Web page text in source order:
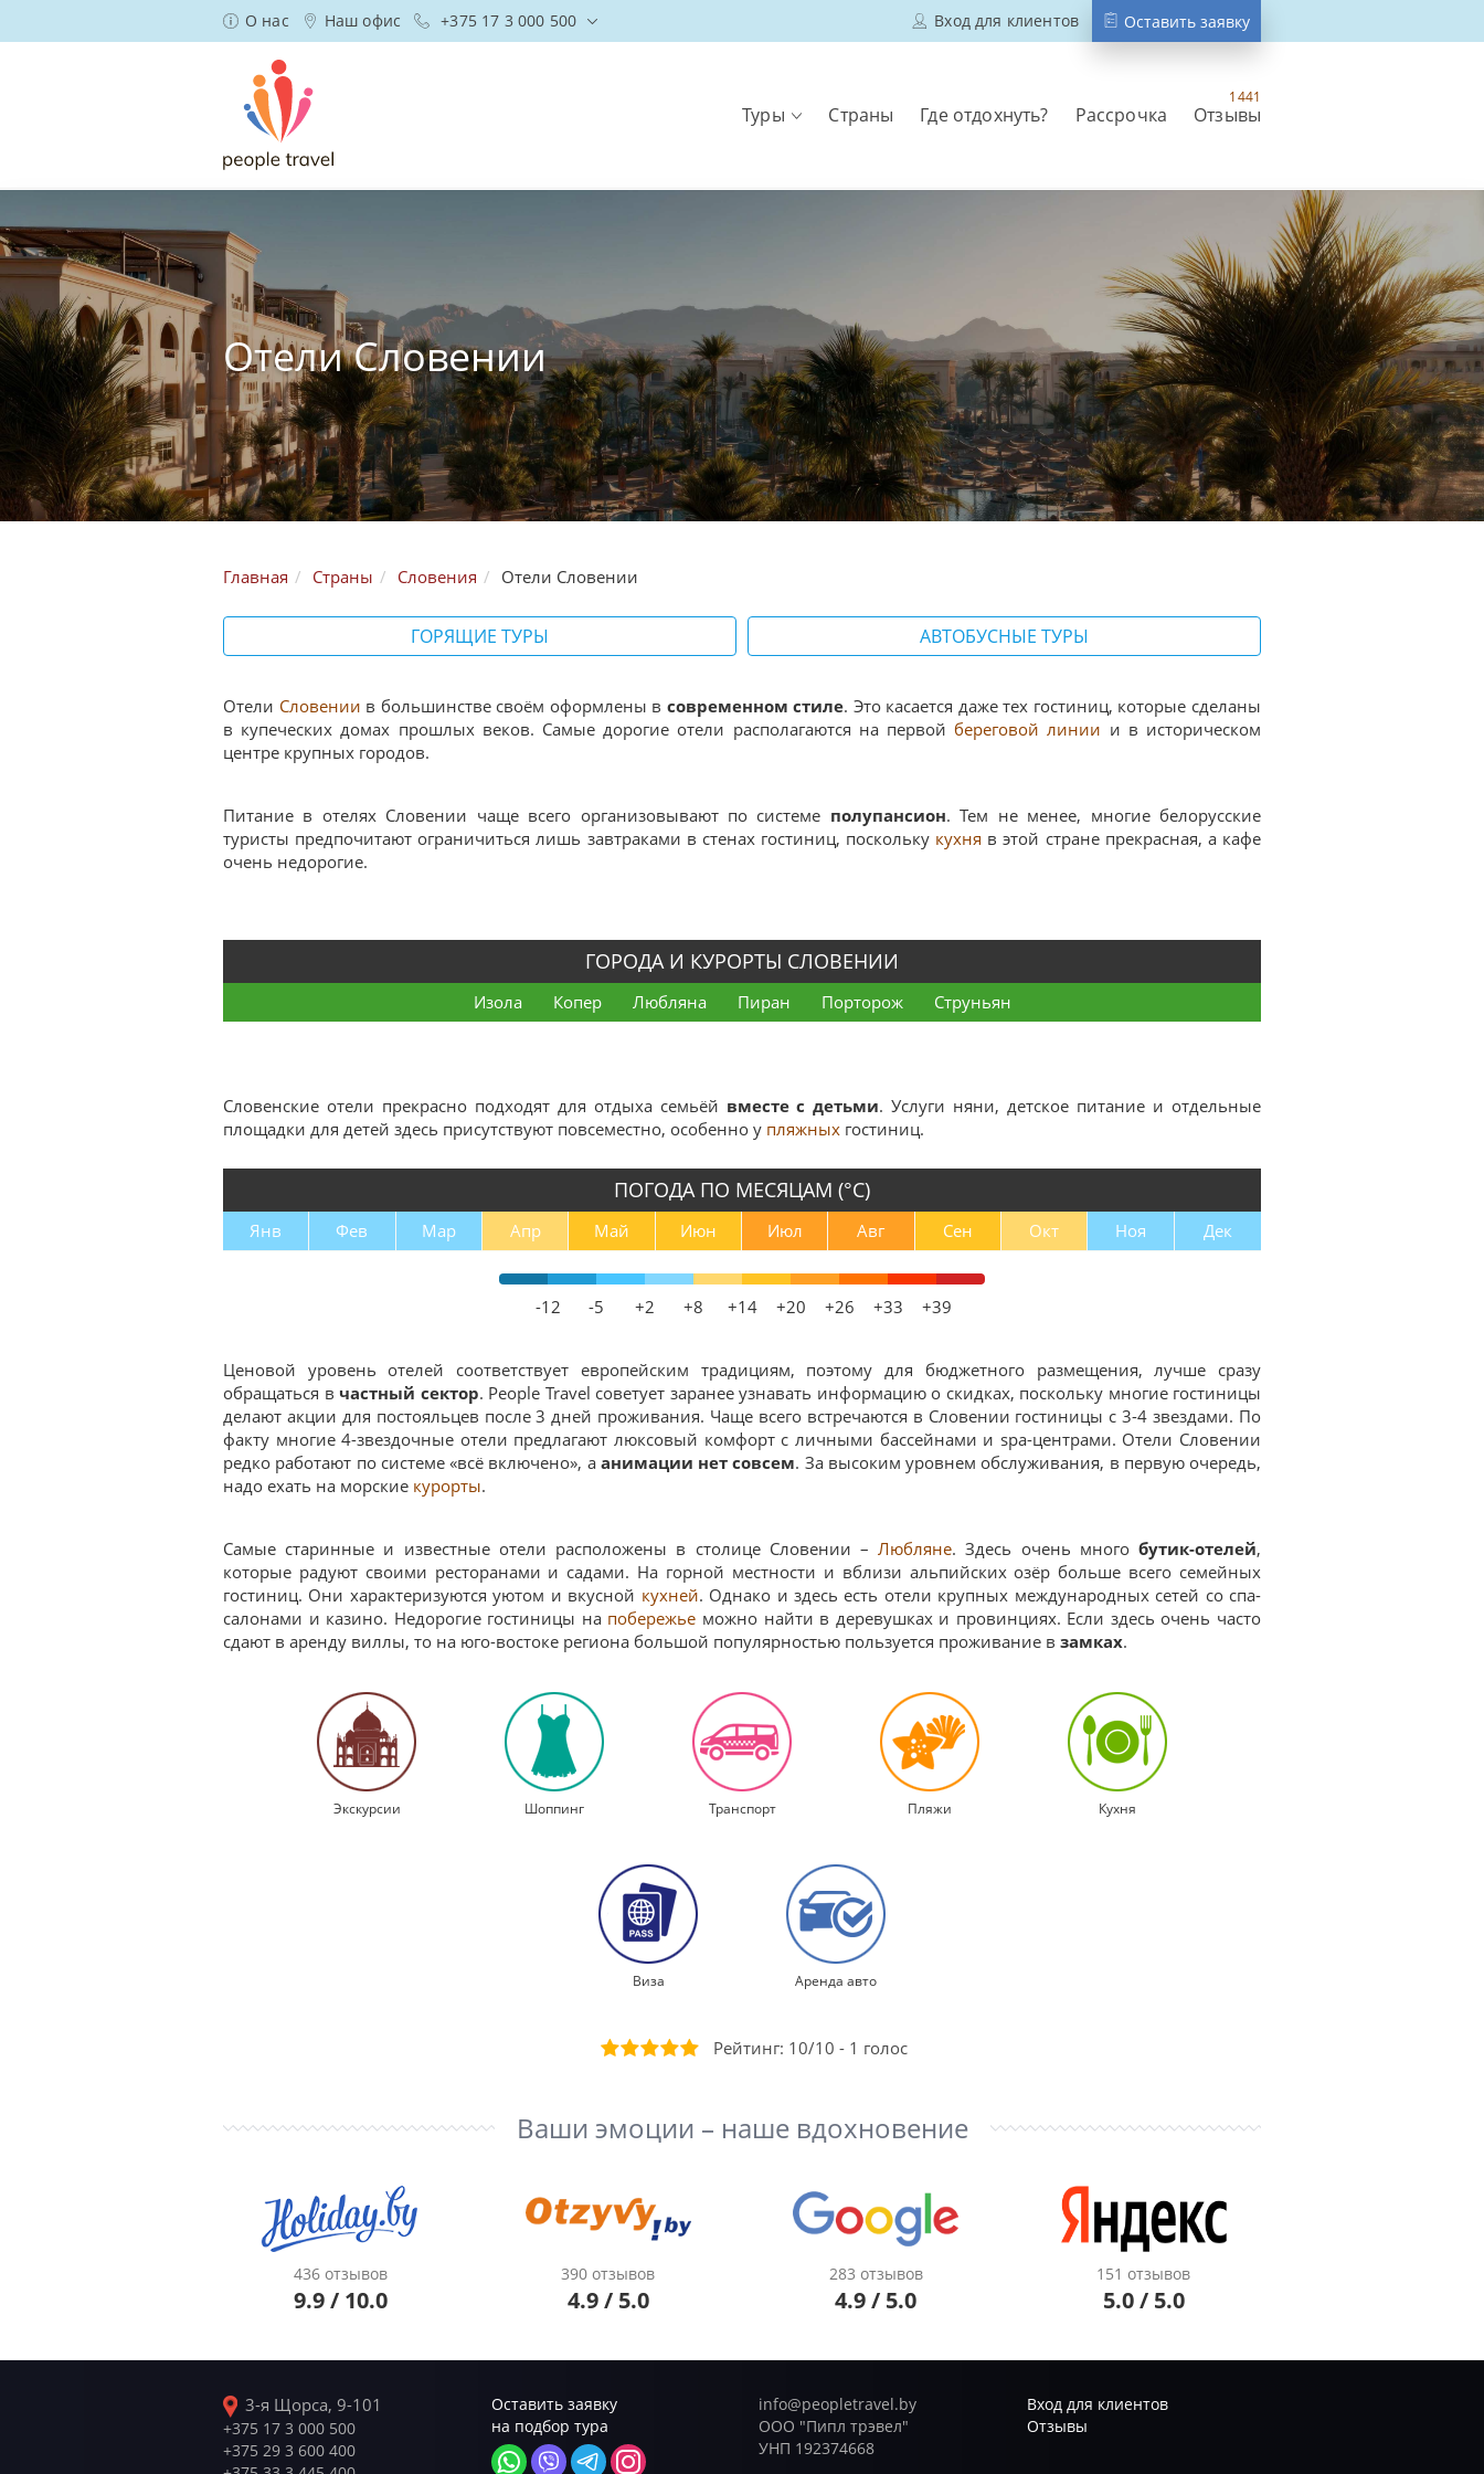
О нас Наш офис +375 17 3 000 500 Вход для клиентов Оставить заявку
Туры Страны Где отдохнуть? Рассрочка Отзывы
1441
Отели Словении
Главная Страны Словения Отели Словении
ГОРЯЩИЕ ТУРЫ АВТОБУСНЫЕ ТУРЫ
Отели Словении в большинстве своём оформлены в современном стиле. Это касается даже тех гостиниц, которые сделаны
в купеческих домах прошлых веков. Самые дорогие отели располагаются на первойбереговой линии и в историческом
центре крупных городов.
Питание в отелях Словении чаще всего организовывают по системе полупансион. Тем не менее, многие белорусские
туристы предпочитают ограничиться лишь завтраками в стенах гостиниц, поскольку кухня в этой стране прекрасная, а кафе
очень недорогие.
ГОРОДА И КУРОРТЫ СЛОВЕНИИ
Изола Копер Любляна Пиран Порторож Струньян
Словенские отели прекрасно подходят для отдыха семьёй вместе с детьми. Услуги няни, детское питание и отдельные
площадки для детей здесь присутствуют повсеместно, особенно у пляжных гостиниц.
ПОГОДА ПО МЕСЯЦАМ (°С)
Янв Фев Мар Апр Май Июн Июл Авг Сен Окт Ноя Дек
-12 -5 +2 +8 +14 +20 +26 +33 +39
Ценовой уровень отелей соответствует европейским традициям, поэтому для бюджетного размещения, лучше сразу
обращаться в частный сектор. People Travel советует заранее узнавать информацию о скидках, поскольку многие гостиницы
делают акции для постояльцев после 3 дней проживания. Чаще всего встречаются в Словении гостиницы с 3-4 звездами. По
факту многие 4-звездочные отели предлагают люксовый комфорт с личными бассейнами и spa-центрами. Отели Словении
редко работают по системе «всё включено», а анимации нет совсем. За высоким уровнем обслуживания, в первую очередь,
надо ехать на морские курорты.
Самые старинные и известные отели расположены в столице Словении –Любляне. Здесь очень многобутик-отелей,
которые радуют своими ресторанами и садами. На горной местности и вблизи альпийских озёр больше всего семейных
гостиниц. Они характеризуются уютом и вкусной кухней. Однако и здесь есть отели крупных международных сетей со спа-
салонами и казино. Недорогие гостиницы на побережье можно найти в деревушках и провинциях. Если здесь очень часто
сдают в аренду виллы, то на юго-востоке региона большой популярностью пользуется проживание в замках.
Экскурсии Шоппинг Транспорт Пляжи Кухня
Виза Аренда авто
Рейтинг: 10/10 - 1 голоc
Ваши эмоции – наше вдохновение
436 отзывов
9.9 / 10.0
390 отзывов
4.9 / 5.0
283 отзывов
4.9 / 5.0
151 отзывов
5.0 / 5.0
3-я Щорса, 9-101
+375 17 3 000 500
+375 29 3 600 400
Оставить заявку
на подбор тура
info@peopletravel.by
ООО "Пипл трэвел"
УНП 192374668
Вход для клиентов
Отзывы